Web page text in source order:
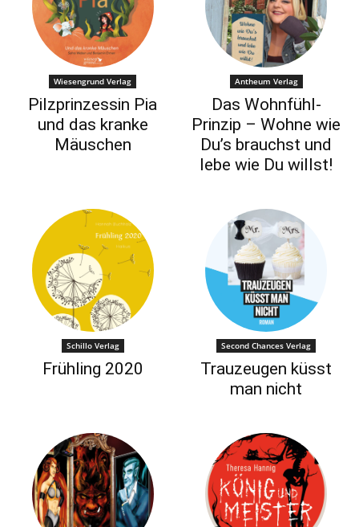
Wiesengrund Verlag
Pilzprinzessin Pia
und das kranke
Mäuschen
Antheum Verlag
Das Wohnfühl-
Prinzip – Wohne wie
Du’s brauchst und
lebe wie Du willst!
Schillo Verlag
Frühling 2020
Second Chances Verlag
Trauzeugen küsst
man nicht